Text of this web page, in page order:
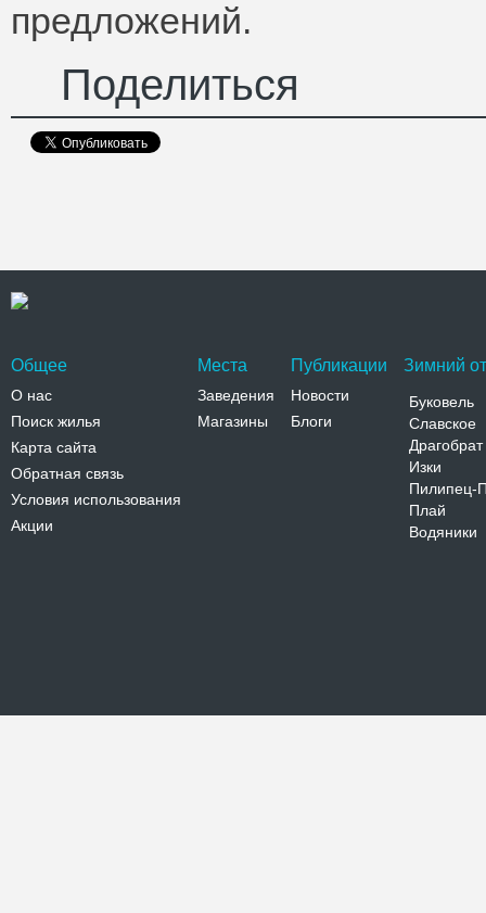
предложений.
Поделиться
Общее
О нас
Поиск жилья
Карта сайта
Обратная связь
Условия использования
Акции
Места
Заведения
Магазины
Публикации
Новости
Блоги
Зимний
Буковель
Славское
Драгобрат
Изки
Пилипец-
Плай
Водяники